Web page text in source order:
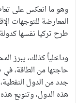
وهو ما انعكس على
المعارضة للتوجهات
طرح تركيا نفسها
وداخلياً كذلك، يبرز
حاجتها من الطاقة،
جدد من الدول
هذه الدول، وتنويع